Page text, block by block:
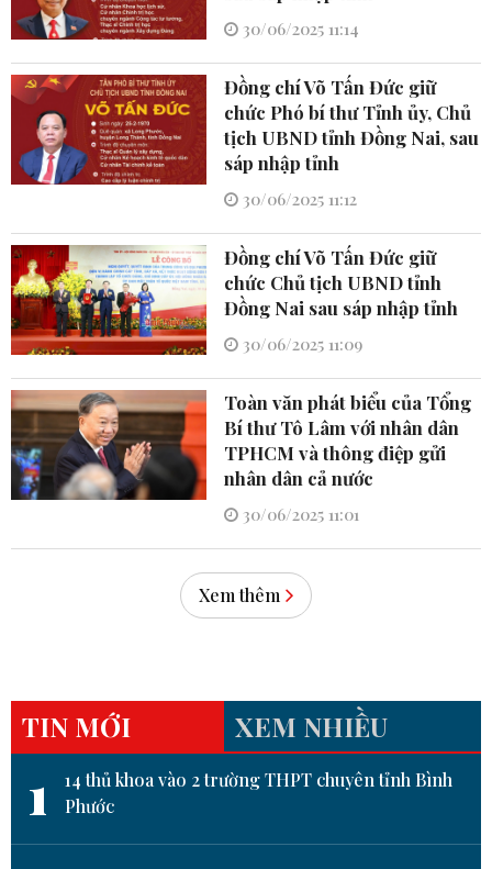
30/06/2025 11:14
Đồng chí Võ Tấn Đức giữ
chức Phó bí thư Tỉnh ủy, Chủ
tịch UBND tỉnh Đồng Nai, sau
sáp nhập tỉnh
30/06/2025 11:12
Đồng chí Võ Tấn Đức giữ
chức Chủ tịch UBND tỉnh
Đồng Nai sau sáp nhập tỉnh
30/06/2025 11:09
Toàn văn phát biểu của Tổng
Bí thư Tô Lâm với nhân dân
TPHCM và thông điệp gửi
nhân dân cả nước
30/06/2025 11:01
Xem thêm
TIN MỚI XEM NHIỀU
1
14 thủ khoa vào 2 trường THPT chuyên tỉnh Bình
Phước